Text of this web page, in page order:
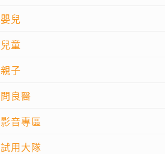
嬰兒
兒童
親子
問良醫
影音專區
試用大隊